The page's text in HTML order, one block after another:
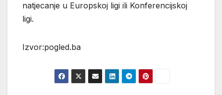
natjecanje u Europskoj ligi ili Konferencijskoj
ligi.
Izvor:pogled.ba